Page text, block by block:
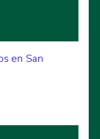
en San